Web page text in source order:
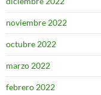
noviembre 2022
octubre 2022
marzo 2022
febrero 2022